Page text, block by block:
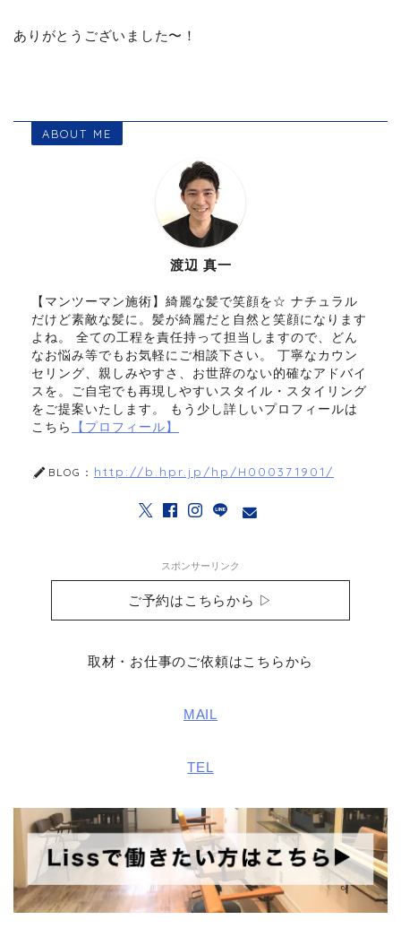
ありがとうございました〜！
ABOUT ME
渡辺 真一
【マンツーマン施術】綺麗な髪で笑顔を☆ ナチュラル
だけど素敵な髪に。髪が綺麗だと自然と笑顔になります
よね。 全ての工程を責任持って担当しますので、どん
なお悩み等でもお気軽にご相談下さい。 丁寧なカウン
セリング、親しみやすさ、お世辞のない的確なアドバイ
スを。ご自宅でも再現しやすいスタイル・スタイリング
をご提案いたします。 もう少し詳しいプロフィールは
こちら
【プロフィール】
BLOG： http://b.hpr.jp/hp/H000371901/
スポンサーリンク
ご予約はこちらから ▷
取材・お仕事のご依頼はこちらから
MAIL
TEL